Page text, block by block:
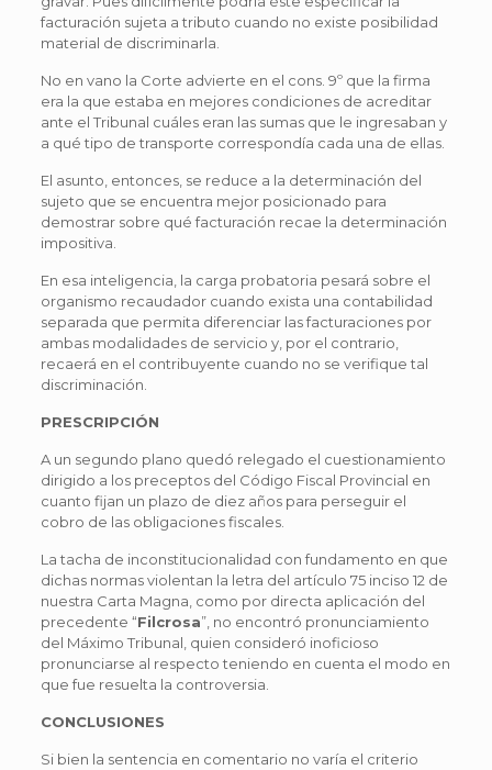
facturación sujeta a tributo cuando no existe posibilidad
material de discriminarla.
No en vano la Corte advierte en el cons. 9º que la firma
era la que estaba en mejores condiciones de acreditar
ante el Tribunal cuáles eran las sumas que le ingresaban y
a qué tipo de transporte correspondía cada una de ellas.
El asunto, entonces, se reduce a la determinación del
sujeto que se encuentra mejor posicionado para
demostrar sobre qué facturación recae la determinación
impositiva.
En esa inteligencia, la carga probatoria pesará sobre el
organismo recaudador cuando exista una contabilidad
separada que permita diferenciar las facturaciones por
ambas modalidades de servicio y, por el contrario,
recaerá en el contribuyente cuando no se verifique tal
discriminación.
PRESCRIPCIÓN
A un segundo plano quedó relegado el cuestionamiento
dirigido a los preceptos del Código Fiscal Provincial en
cuanto fijan un plazo de diez años para perseguir el
cobro de las obligaciones fiscales.
La tacha de inconstitucionalidad con fundamento en que
dichas normas violentan la letra del artículo 75 inciso 12 de
nuestra Carta Magna, como por directa aplicación del
precedente “Filcrosa”, no encontró pronunciamiento
del Máximo Tribunal, quien consideró inoficioso
pronunciarse al respecto teniendo en cuenta el modo en
que fue resuelta la controversia.
CONCLUSIONES
Si bien la sentencia en comentario no varía el criterio